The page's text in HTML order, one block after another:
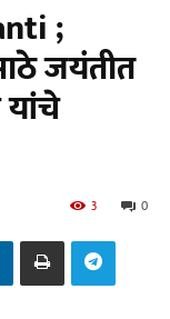
;
जयंतीत
0
3